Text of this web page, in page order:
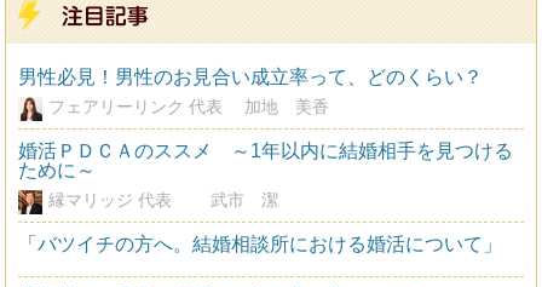
男性必見！男性のお見合い成立率って、どのくらい？
フェアリーリンク 代表 加地 美香
婚活ＰＤＣＡのススメ ～1年以内に結婚相手を見つける
ために～
縁マリッジ 代表 武市 潔
「バツイチの方へ。結婚相談所における婚活について」